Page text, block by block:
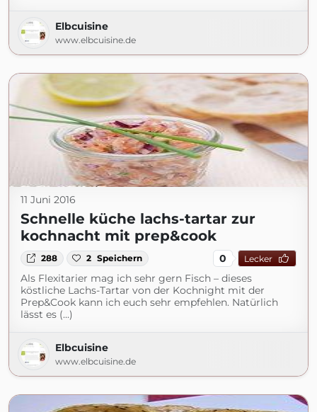
Elbcuisine
www.elbcuisine.de
11 Juni 2016
Schnelle küche lachs-tartar zur
kochnacht mit prep&cook
288 2 Speichern 0 Lecker
Als Flexitarier mag ich sehr gern Fisch – dieses
köstliche Lachs-Tartar von der Kochnight mit der
Prep&Cook kann ich euch sehr empfehlen. Natürlich
lässt es (...)
Elbcuisine
www.elbcuisine.de